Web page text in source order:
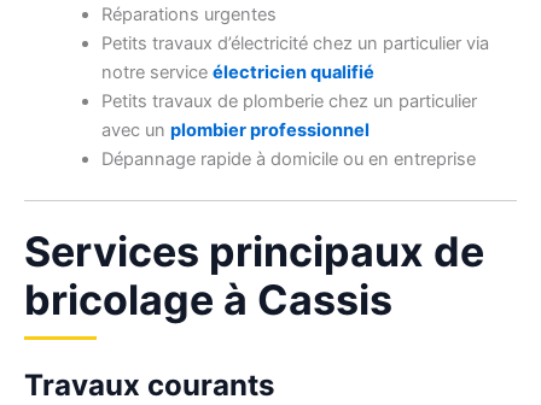
Réparations urgentes
Petits travaux d’électricité chez un particulier via
notre service électricien qualifié
Petits travaux de plomberie chez un particulier
avec un plombier professionnel
Dépannage rapide à domicile ou en entreprise
Services principaux de
bricolage à Cassis
Travaux courants